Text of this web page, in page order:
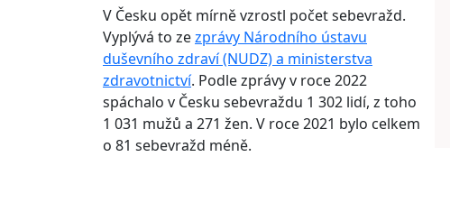
V Česku opět mírně vzrostl počet sebevražd.
Vyplývá to zezprávy Národního ústavu
duševního zdraví (NUDZ) a ministerstva
zdravotnictví. Podle zprávy v roce 2022
spáchalo v Česku sebevraždu 1 302 lidí, z toho
1 031 mužů a 271 žen. V roce 2021 bylo celkem
o 81 sebevražd méně.